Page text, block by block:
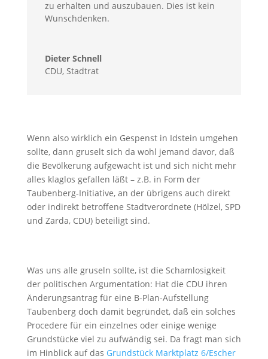
zu erhalten und auszubauen. Dies ist kein
Wunschdenken.
Dieter Schnell
CDU, Stadtrat
Wenn also wirklich ein Gespenst in Idstein umgehen
sollte, dann gruselt sich da wohl jemand davor, daß
die Bevölkerung aufgewacht ist und sich nicht mehr
alles klaglos gefallen läßt – z.B. in Form der
Taubenberg-Initiative, an der übrigens auch direkt
oder indirekt betroffene Stadtverordnete (Hölzel, SPD
und Zarda, CDU) beteiligt sind.
Was uns alle gruseln sollte, ist die Schamlosigkeit
der politischen Argumentation: Hat die CDU ihren
Änderungsantrag für eine B-Plan-Aufstellung
Taubenberg doch damit begründet, daß ein solches
Procedere für ein einzelnes oder einige wenige
Grundstücke viel zu aufwändig sei. Da fragt man sich
im Hinblick auf das Grundstück Marktplatz 6/Escher